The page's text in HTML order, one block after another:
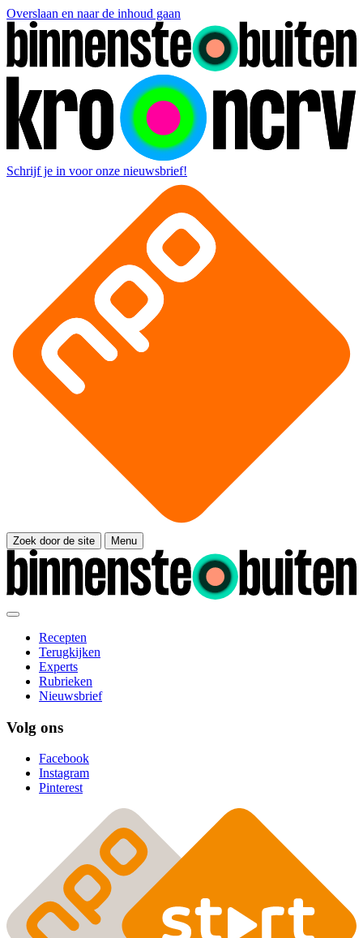
Overslaan en naar de inhoud gaan
Schrijf je in voor onze nieuwsbrief!
Zoek door de site Menu
Recepten
Terugkijken
Experts
Rubrieken
Nieuwsbrief
Volg ons
Facebook
Instagram
Pinterest